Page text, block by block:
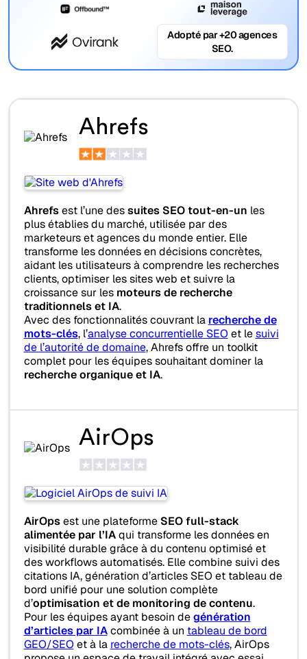
Adopté par +20 agences
SEO.
Ahrefs
Ahrefsest l’une dessuites SEO tout-en-un les
plus établies du marché, utilisée par des
marketeurs et agences du monde entier. Elle
transforme les données en décisions concrètes,
aidant les utilisateurs à comprendre les recherches
clients, optimiser les sites web et suivre la
croissance sur les moteurs de recherche
traditionnels et IA.
Avec des fonctionnalités couvrant la recherche de
mots-clés, l’analyse concurrentielle SEO et lesuivi
de l’autorité de domaine, Ahrefs offre un toolkit
complet pour les équipes souhaitant dominer la
recherche organique et IA.
AirOps
AirOpsest une plateforme SEO full-stack
alimentée par l’IAqui transforme les données en
visibilité durable grâce à du contenu optimisé et
des workflows automatisés. Elle combine suivi des
citations IA, génération d’articles SEO et tableau de
bord unifié pour une solution complète
d’optimisation et de monitoring de contenu.
Pour les équipes ayant besoin degénération
d’articles par IAcombinée à un tableau de bord
GEO/SEO et à la recherche de mots-clés, AirOps